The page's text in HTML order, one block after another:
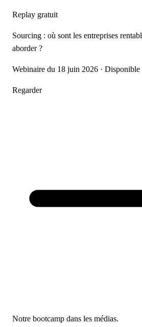
Replay gratuit
Sourcing : où sont les entreprises
aborder ?
Webinaire du 18 juin 2026 · Disponible
Regarder
Notre bootcamp dans les médias.